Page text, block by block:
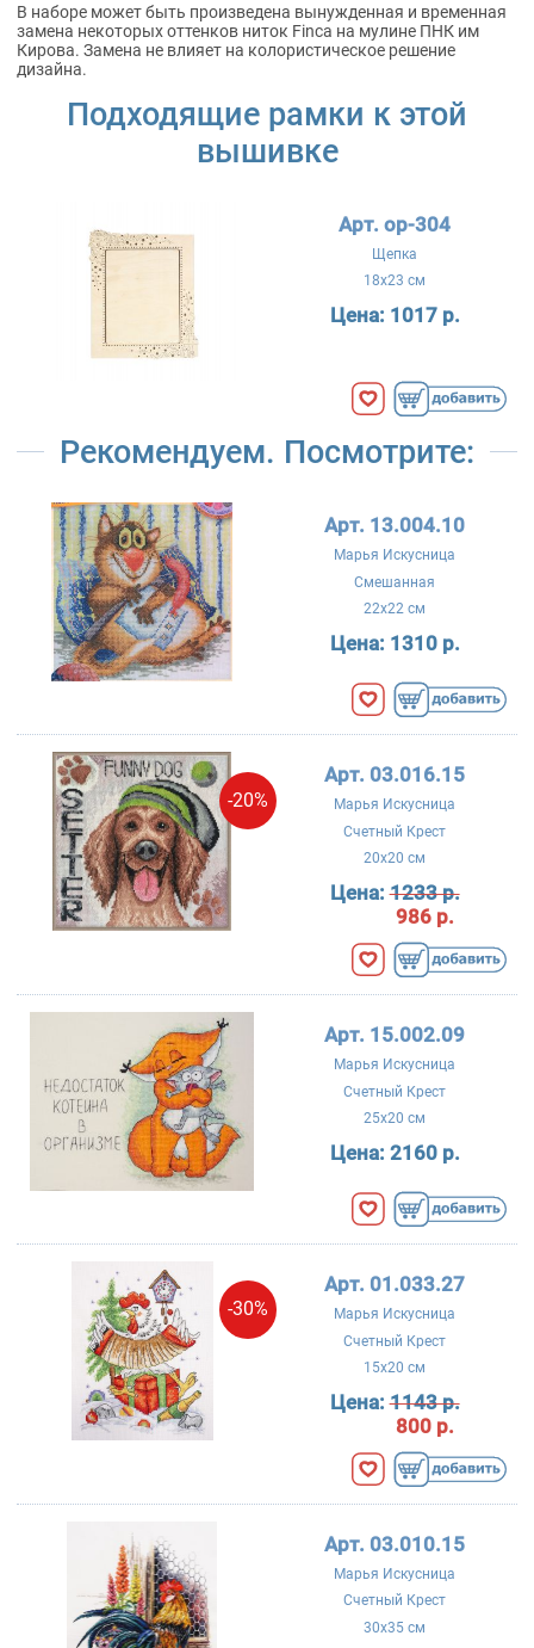
В наборе может быть произведена вынужденная и временная
замена некоторых оттенков ниток Finca на мулине ПНК им
Кирова. Замена не влияет на колористическое решение
дизайна.
Подходящие рамки к этой
вышивке
Арт. ор-304
Щепка
18x23 см
Цена: 1017 р.
Рекомендуем. Посмотрите:
Арт. 13.004.10
Марья Искусница
Смешанная
22x22 см
Цена: 1310 р.
-20%
Арт. 03.016.15
Марья Искусница
Счетный Крест
20x20 см
Цена:1233 р.
986 р.
Арт. 15.002.09
Марья Искусница
Счетный Крест
25x20 см
Цена: 2160 р.
-30%
Арт. 01.033.27
Марья Искусница
Счетный Крест
15x20 см
Цена:1143 р.
800 р.
Арт. 03.010.15
Марья Искусница
Счетный Крест
30x35 см